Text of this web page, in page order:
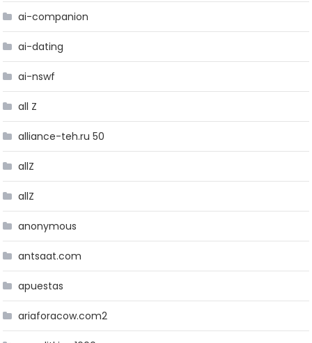
ai-companion
ai-dating
ai-nswf
all Z
alliance-teh.ru 50
allZ
allZ
anonymous
antsaat.com
apuestas
ariaforacow.com2